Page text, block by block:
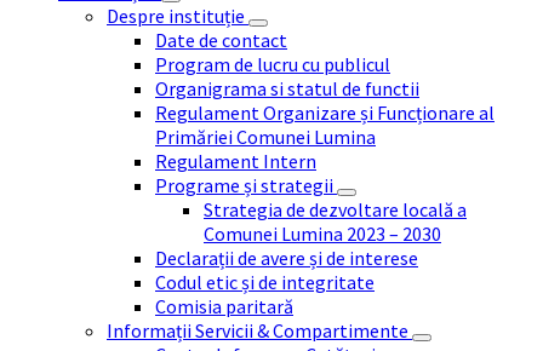
Despre instituție
Date de contact
Program de lucru cu publicul
Organigrama si statul de functii
Regulament Organizare și Funcționare al
Primăriei Comunei Lumina
Regulament Intern
Programe și strategii
Strategia de dezvoltare locală a
Comunei Lumina 2023 – 2030
Declarații de avere și de interese
Codul etic și de integritate
Comisia paritară
Informații Servicii & Compartimente